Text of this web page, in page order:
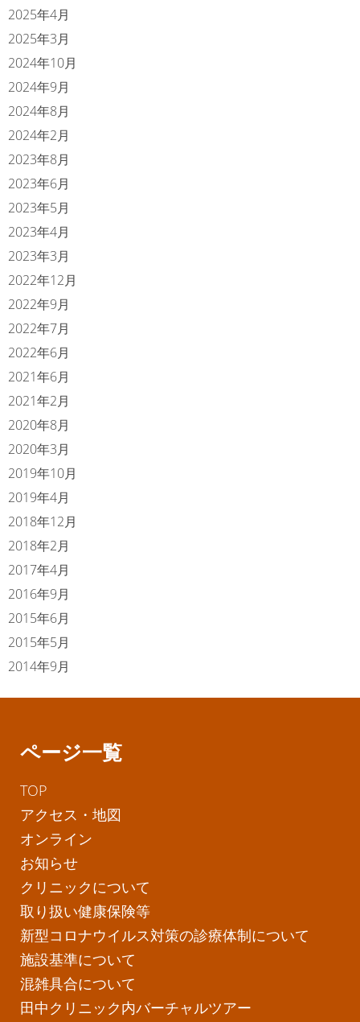
2025年4月
2025年3月
2024年10月
2024年9月
2024年8月
2024年2月
2023年8月
2023年6月
2023年5月
2023年4月
2023年3月
2022年12月
2022年9月
2022年7月
2022年6月
2021年6月
2021年2月
2020年8月
2020年3月
2019年10月
2019年4月
2018年12月
2018年2月
2017年4月
2016年9月
2015年6月
2015年5月
2014年9月
ページ一覧
TOP
アクセス・地図
オンライン
お知らせ
クリニックについて
取り扱い健康保険等
新型コロナウイルス対策の診療体制について
施設基準について
混雑具合について
田中クリニック内バーチャルツアー